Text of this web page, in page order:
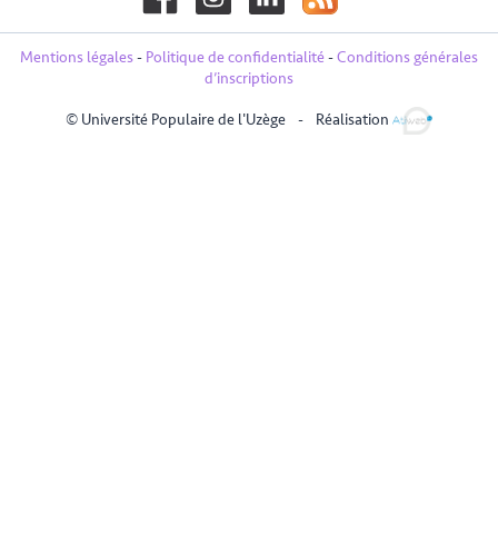
Mentions légales- Politique de confidentialité-Conditions générales
d’inscriptions
© Université Populaire de l'Uzège - Réalisation